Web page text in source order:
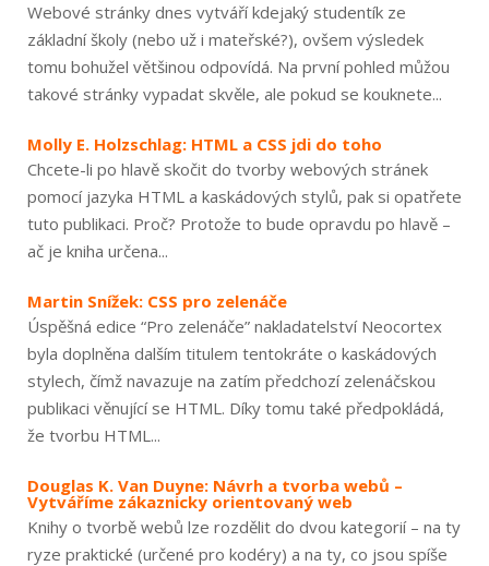
Webové stránky dnes vytváří kdejaký studentík ze
základní školy (nebo už i mateřské?), ovšem výsledek
tomu bohužel většinou odpovídá. Na první pohled můžou
takové stránky vypadat skvěle, ale pokud se kouknete...
Molly E. Holzschlag: HTML a CSS jdi do toho
Chcete-li po hlavě skočit do tvorby webových stránek
pomocí jazyka HTML a kaskádových stylů, pak si opatřete
tuto publikaci. Proč? Protože to bude opravdu po hlavě –
ač je kniha určena...
Martin Snížek: CSS pro zelenáče
Úspěšná edice “Pro zelenáče” nakladatelství Neocortex
byla doplněna dalším titulem tentokráte o kaskádových
stylech, čímž navazuje na zatím předchozí zelenáčskou
publikaci věnující se HTML. Díky tomu také předpokládá,
že tvorbu HTML...
Douglas K. Van Duyne: Návrh a tvorba webů –
Vytváříme zákaznicky orientovaný web
Knihy o tvorbě webů lze rozdělit do dvou kategorií – na ty
ryze praktické (určené pro kodéry) a na ty, co jsou spíše